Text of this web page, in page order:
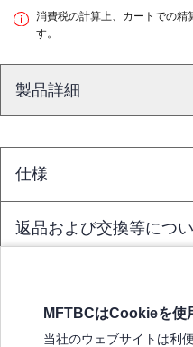
消費税の計算上、カートでの精
す。
製品詳細
仕様
返品および交換等につ
MFTBCはCookieを使
当社のウェブサイトは利